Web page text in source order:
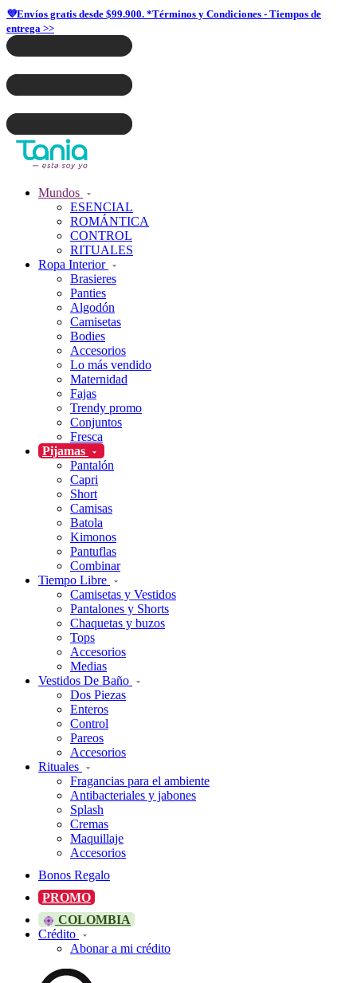
💜Envíos gratis desde $99.900. *Términos y Condiciones - Tiempos de
entrega >>
Mundos
ESENCIAL
ROMÁNTICA
CONTROL
RITUALES
Ropa Interior
Brasieres
Panties
Algodón
Camisetas
Bodies
Accesorios
Lo más vendido
Maternidad
Fajas
Trendy promo
Conjuntos
Fresca
Pijamas
Pantalón
Capri
Short
Camisas
Batola
Kimonos
Pantuflas
Combinar
Tiempo Libre
Camisetas y Vestidos
Pantalones y Shorts
Chaquetas y buzos
Tops
Accesorios
Medias
Vestidos De Baño
Dos Piezas
Enteros
Control
Pareos
Accesorios
Rituales
Fragancias para el ambiente
Antibacteriales y jabones
Splash
Cremas
Maquillaje
Accesorios
Bonos Regalo
PROMO
COLOMBIA
Crédito
Abonar a mi crédito